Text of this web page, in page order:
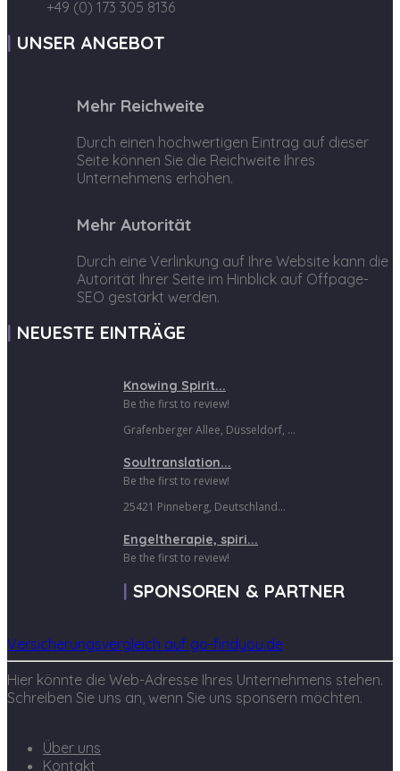
+49 (0) 173 305 8136
UNSER ANGEBOT
Mehr Reichweite
Durch einen hochwertigen Eintrag auf dieser
Seite können Sie die Reichweite Ihres
Unternehmens erhöhen.
Mehr Autorität
Durch eine Verlinkung auf Ihre Website kann die
Autorität Ihrer Seite im Hinblick auf Offpage-
SEO gestärkt werden.
NEUESTE EINTRÄGE
Knowing Spirit...
Be the first to review!
Grafenberger Allee, Düsseldorf, ...
Soultranslation...
Be the first to review!
25421 Pinneberg, Deutschland...
Engeltherapie, spiri...
Be the first to review!
SPONSOREN & PARTNER
Versicherungsvergleich auf go-findyou.de
Hier könnte die Web-Adresse Ihres Unternehmens stehen.
Schreiben Sie uns an, wenn Sie uns sponsern möchten.
Über uns
Kontakt